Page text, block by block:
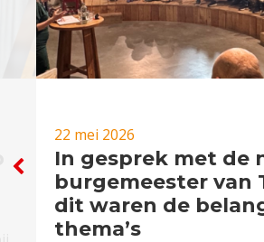
22 mei 2026
In gesprek met de
burgemeester van
dit waren de
thema’s